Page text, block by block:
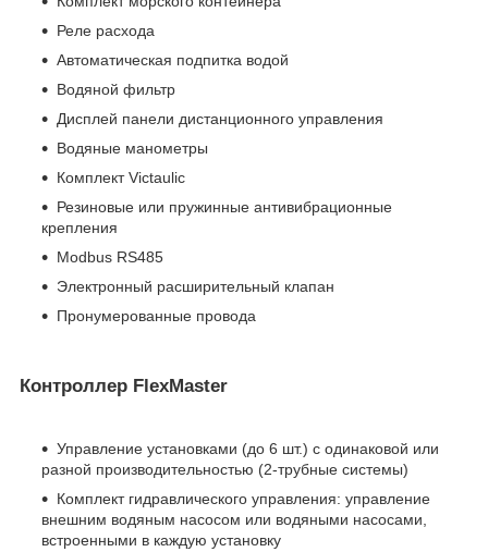
Реле расхода
Автоматическая подпитка водой
Водяной фильтр
Дисплей панели дистанционного управления
Водяные манометры
Комплект Victaulic
Резиновые или пружинные антивибрационные
крепления
Modbus RS485
Электронный расширительный клапан
Пронумерованные провода
Контроллер FlexMaster
Управление установками (до 6 шт.) с одинаковой или
разной производительностью (2-трубные системы)
Комплект гидравлического управления: управление
внешним водяным насосом или водяными насосами,
встроенными в каждую установку